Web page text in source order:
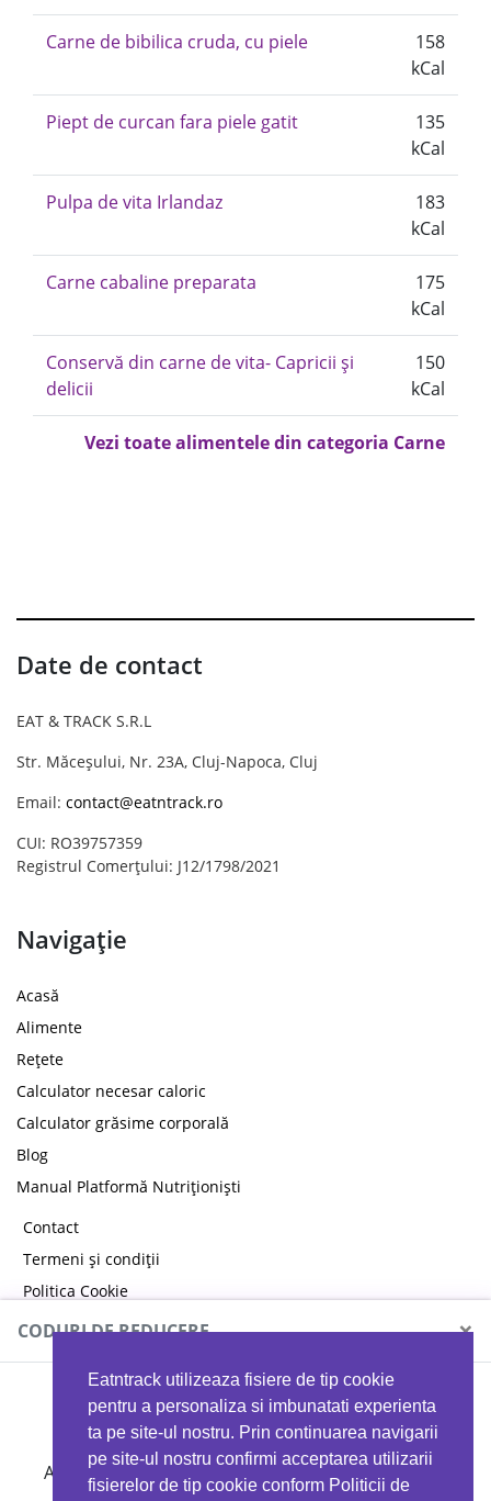
Eatntrack utilizeaza fisiere de tip cookie
pentru a personaliza si imbunatati experienta
ta pe site-ul nostru. Prin continuarea navigarii
pe site-ul nostru confirmi acceptarea utilizarii
fisierelor de tip cookie conform Politicii de
Carne de bibilica cruda, cu piele
158
kCal
Piept de curcan fara piele gatit
135
kCal
Pulpa de vita Irlandaz
183
kCal
Carne cabaline preparata
175
kCal
Conservă din carne de vita- Capricii și
delicii
150
kCal
Vezi toate alimentele din categoria Carne
Date de contact
EAT & TRACK S.R.L
Str. Măceșului, Nr. 23A, Cluj-Napoca, Cluj
Email: contact@eatntrack.ro
CUI: RO39757359
Registrul Comerțului: J12/1798/2021
Navigație
Acasă
Alimente
Rețete
Calculator necesar caloric
Calculator grăsime corporală
Blog
Manual Platformă Nutriționiști
Contact
Termeni și condiții
Politica Cookie
Politica de confidențialitate
CODURI DE REDUCERE ×
MYPROTEIN
Ai 40%reducere la orice comandă folosind codul